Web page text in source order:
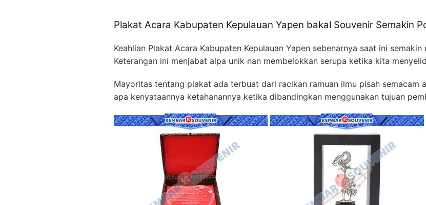
Plakat Acara Kabupaten Kepulauan Yapen bakal Souvenir Semakin
Keahlian Plakat Acara Kabupaten Kepulauan Yapen sebenarnya saat ini
Keterangan ini menjabat alpa unik nan membelokkan serupa ketika kita
Mayoritas tentang plakat ada terbuat dari racikan ramuan ilmu pisah semacam
apa kenyataannya ketahanannya ketika dibandingkan menggunakan tujuan